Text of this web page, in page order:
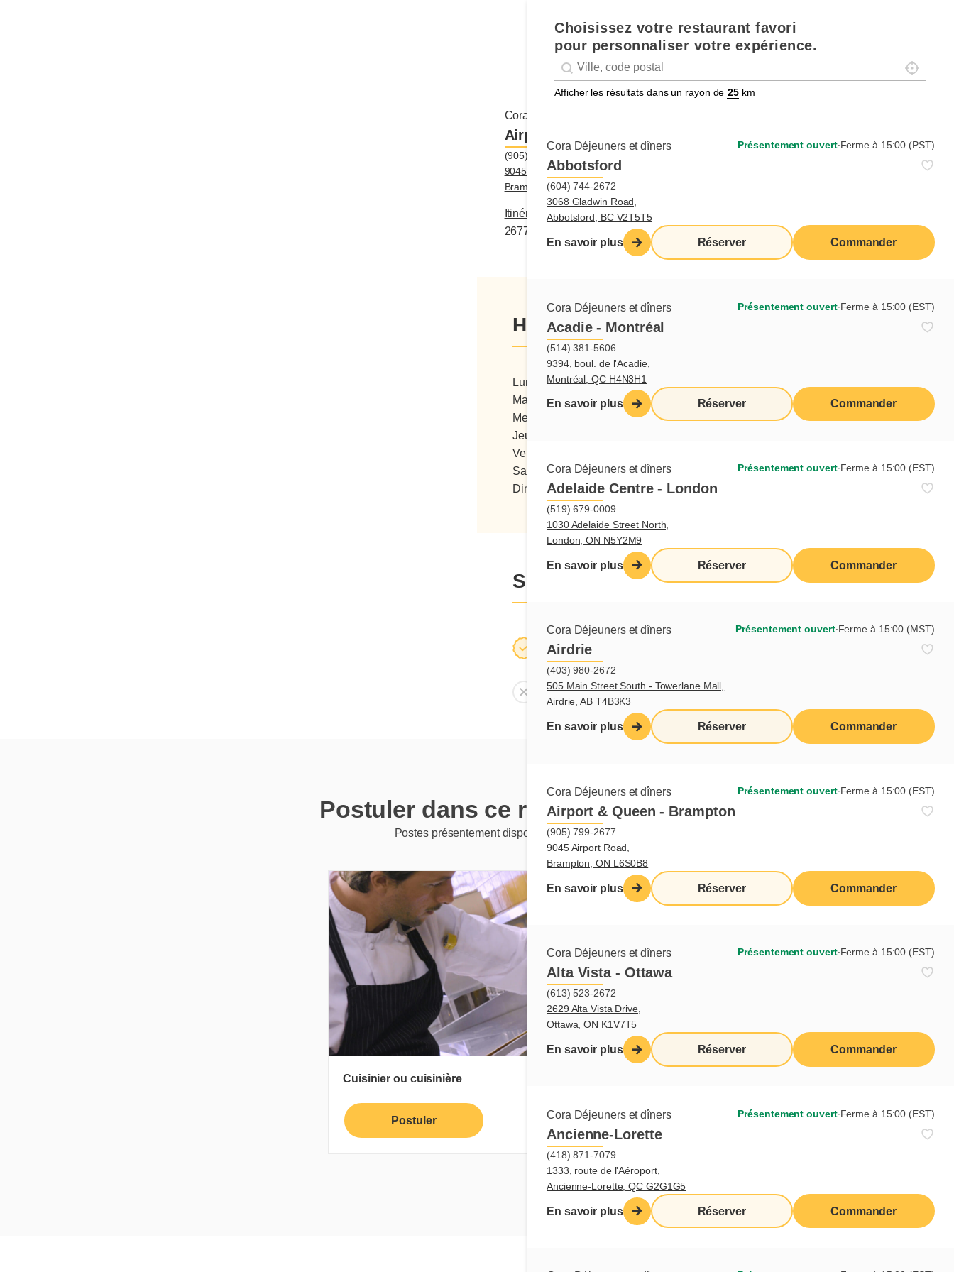
Choisissez votre restaurant favori
pour personnaliser votre expérience.
Geolocation
Géolocalisation Localisez-
Afficher les résultats dans un rayon de km
Cora Déjeuners et dîners Présentement ouvert∙Ferme à 15:00 (PST)
Abbotsford
(604) 744-2672
3068 Gladwin Road,
Abbotsford, BC V2T5T5
En savoir plus Réserver Commander
Cora Déjeuners et dîners Présentement ouvert∙Ferme à 15:00 (EST)
Acadie - Montréal
(514) 381-5606
9394, boul. de l'Acadie,
Montréal, QC H4N3H1
En savoir plus Réserver Commander
Cora Déjeuners et dîners Présentement ouvert∙Ferme à 15:00 (EST)
Adelaide Centre - London
(519) 679-0009
1030 Adelaide Street North,
London, ON N5Y2M9
En savoir plus Réserver Commander
Cora Déjeuners et dîners Présentement ouvert∙Ferme à 15:00 (MST)
Airdrie
(403) 980-2672
505 Main Street South - Towerlane Mall,
Airdrie, AB T4B3K3
En savoir plus Réserver Commander
Cora Déjeuners et dîners Présentement ouvert∙Ferme à 15:00 (EST)
Airport & Queen - Brampton
(905) 799-2677
9045 Airport Road,
Brampton, ON L6S0B8
En savoir plus Réserver Commander
Cora Déjeuners et dîners Présentement ouvert∙Ferme à 15:00 (EST)
Alta Vista - Ottawa
(613) 523-2672
2629 Alta Vista Drive,
Ottawa, ON K1V7T5
En savoir plus Réserver Commander
Cora Déjeuners et dîners Présentement ouvert∙Ferme à 15:00 (EST)
Ancienne-Lorette
(418) 871-7079
1333, route de l'Aéroport,
Ancienne-Lorette, QC G2G1G5
En savoir plus Réserver Commander
Cora Déjeuners et dîners
Airport & Queen - Brampton
(905) 799-2677
9045 Airport Road,
Brampton, ON L6S0B8
Itinéraire |(905) 799-
2677
restaurant
Heures d'ouverture
Lundi
06:00 - 15:00
Mardi
06:00 - 15:00
Mercredi
06:00 - 15:00
Jeudi
Vendredi
Samedi
06:00 - 15:00
Dimanche 07:00 - 15:00
Services
Salle à manger
Salle de réunion Terrasse
Postuler dans ce restaurant
Postes présentement disponibles
Cuisinier ou cuisinière
Postuler En savoir plus